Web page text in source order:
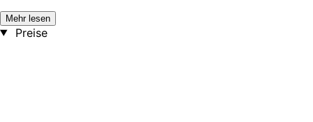
Mehr lesen
Preise